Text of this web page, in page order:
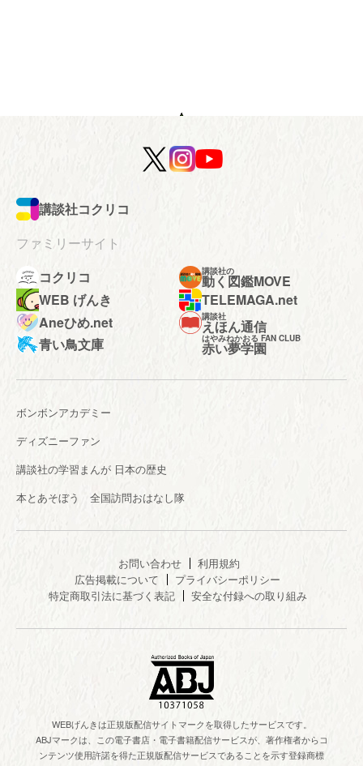
講談社コクリコ
ファミリーサイト
コクリコ
講談社の
動く図鑑MOVE
WEB げんき
TELEMAGA.net
Aneひめ.net
講談社
えほん通信
青い鳥文庫
はやみねかおる FAN CLUB
赤い夢学園
ボンボンアカデミー
ディズニーファン
講談社の学習まんが 日本の歴史
本とあそぼう 全国訪問おはなし隊
お問い合わせ
利用規約
広告掲載について
プライバシーポリシー
特定商取引法に基づく表記
安全な付録への取り組み
WEBげんきは正規版配信サイトマークを取得したサービスです。
ABJマークは、この電子書店・電子書籍配信サービスが、著作権者からコ
ンテンツ使用許諾を得た正規版配信サービスであることを示す登録商標